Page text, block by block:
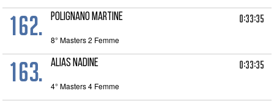
162. POLIGNANO MARTINE 0:33:35
8° Masters 2 Femme
163. ALIAS NADINE 0:33:35
4° Masters 4 Femme